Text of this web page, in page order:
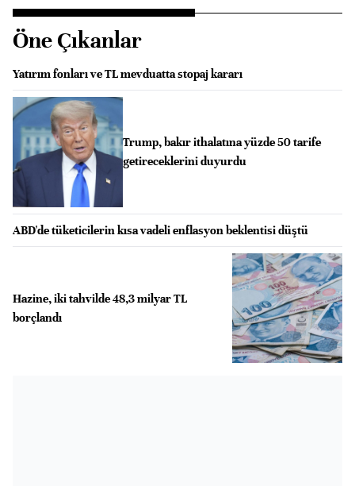
Öne Çıkanlar
Yatırım fonları ve TL mevduatta stopaj kararı
Trump, bakır ithalatına yüzde 50 tarife
getireceklerini duyurdu
ABD'de tüketicilerin kısa vadeli enflasyon beklentisi düştü
Hazine, iki tahvilde 48,3 milyar TL
borçlandı